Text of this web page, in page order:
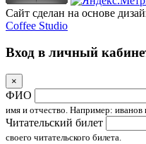
Сайт сделан на основе
Coffee Studio
Вход в личный
×
ФИО
имя и отчество. Например: иванов
Читательский билет
своего читательского билета.